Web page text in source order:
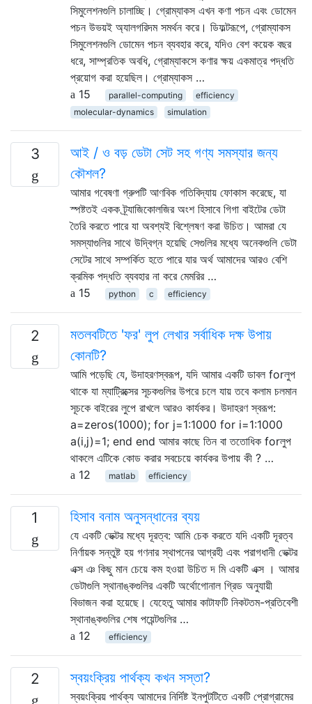
সিমুলেশনগুলি চালাচ্ছি। গ্রোম্যাকস এখন কণা পচন এবং ডোমেন
পচন উভয়ই অ্যালগরিদম সমর্থন করে। ডিফল্টরূপে, গ্রোম্যাকস
সিমুলেশনগুলি ডোমেন পচন ব্যবহার করে, যদিও বেশ কয়েক বছর
ধরে, সাম্প্রতিক অবধি, গ্রোম্যাকসে কণার ক্ষয় একমাত্র পদ্ধতি
প্রয়োগ করা হয়েছিল। গ্রোম্যাকস …
15
parallel-computing
efficiency
molecular-dynamics
simulation
3
আই / ও বড় ডেটা সেট সহ গণ্য সমস্যার জন্য
কৌশল?
আমার গবেষণা গ্রুপটি আণবিক গতিবিদ্যায় ফোকাস করেছে, যা
স্পষ্টতই একক ট্র্যাজিকোলজির অংশ হিসাবে গিগা বাইটের ডেটা
তৈরি করতে পারে যা অবশ্যই বিশ্লেষণ করা উচিত। আমরা যে
সমস্যাগুলির সাথে উদ্বিগ্ন হয়েছি সেগুলির মধ্যে অনেকগুলি ডেটা
সেটের সাথে সম্পর্কিত হতে পারে যার অর্থ আমাদের আরও বেশি
ক্রমিক পদ্ধতি ব্যবহার না করে মেমরির …
15
python c efficiency
2
মতলবটিতে 'ফর' লুপ লেখার সর্বাধিক দক্ষ উপায়
কোনটি?
আমি পড়েছি যে, উদাহরণস্বরূপ, যদি আমার একটি ডাবল forলুপ
থাকে যা ম্যাট্রিক্সের সূচকগুলির উপরে চলে যায় তবে কলাম চলমান
সূচকে বাইরের লুপে রাখলে আরও কার্যকর। উদাহরণ স্বরূপ:
a=zeros(1000); for j=1:1000 for i=1:1000
a(i,j)=1; end end আমার কাছে তিন বা ততোধিক forলুপ
থাকলে এটিকে কোড করার সবচেয়ে কার্যকর উপায় কী ? …
12
matlab efficiency
1 হিসাব বনাম অনুসন্ধানের ব্যয়
যে একটি ভেক্টর মধ্যে দূরত্ব: আমি চেক করতে যদি একটি দূরত্ব
নির্ণায়ক সন্তুষ্ট হয় গণনার স্থাপনের আগ্রহী এবং পরাগধানী ভেক্টর
এক্স ঞ কিছু মান চেয়ে কম হওয়া উচিত দ মি একটি এক্স । আমার
ডেটাগুলি স্থানাঙ্কগুলির একটি অর্থোগোনাল গ্রিড অনুযায়ী
বিভাজন করা হয়েছে। যেহেতু আমার কাটাফটি নিকটতম-প্রতিবেশী
স্থানাঙ্কগুলির শেষ পয়েন্টগুলির …
12
efficiency
2 স্বয়ংক্রিয় পার্থক্য কখন সস্তা?
স্বয়ংক্রিয় পার্থক্য আমাদের নির্দিষ্ট ইনপুটটিতে একটি প্রোগ্রামের